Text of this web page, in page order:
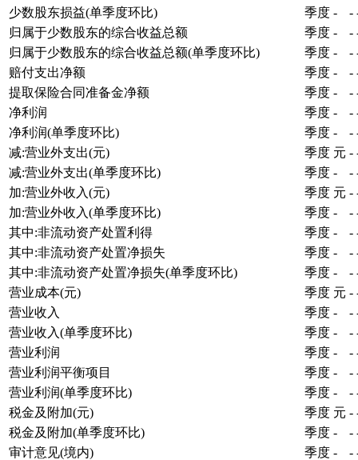
少数股东损益(单季度环比)
季度 - -
归属于少数股东的综合收益总额
季度 - -
归属于少数股东的综合收益总额(单季度环比)
季度 - -
赔付支出净额
季度 - -
提取保险合同准备金净额
季度 - -
净利润
季度 - -
净利润(单季度环比)
季度 - -
减:营业外支出(元)
季度 元 -
减:营业外支出(单季度环比)
季度 - -
加:营业外收入(元)
季度 元 -
加:营业外收入(单季度环比)
季度 - -
其中:非流动资产处置利得
季度 - -
其中:非流动资产处置净损失
季度 - -
其中:非流动资产处置净损失(单季度环比)
季度 - -
营业成本(元)
季度 元 -
营业收入
季度 - -
营业收入(单季度环比)
季度 - -
营业利润
季度 - -
营业利润平衡项目
季度 - -
营业利润(单季度环比)
季度 - -
税金及附加(元)
季度 元 -
税金及附加(单季度环比)
季度 - -
审计意见(境内)
季度 - -